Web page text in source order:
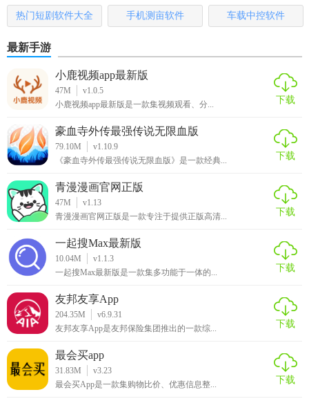
本
哪些
热门短剧软件大全 手机测亩软件 车载中控软件
最新手游
小鹿视频app最新版
47M
v1.0.5
小鹿视频app最新版是一款集视频观看、分...
下载
豪血寺外传最强传说无限血版
79.10M
v1.10.9
《豪血寺外传最强传说无限血版》是一款经典...
下载
青漫漫画官网正版
47M
v1.13
青漫漫画官网正版是一款专注于提供正版高清...
下载
一起搜Max最新版
10.04M
v1.1.3
一起搜Max最新版是一款集多功能于一体的...
下载
友邦友享App
204.35M
v6.9.31
友邦友享App是友邦保险集团推出的一款综...
下载
最会买app
31.83M
v3.23
最会买App是一款集购物比价、优惠信息整...
下载